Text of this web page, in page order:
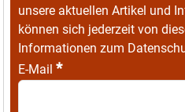
unsere aktuellen Artikel und
können sich jederzeit von
Informationen zum
E-Mail *